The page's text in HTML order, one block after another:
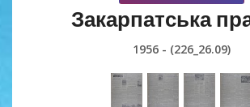
Закарпатська
1956 - (226_26.09)